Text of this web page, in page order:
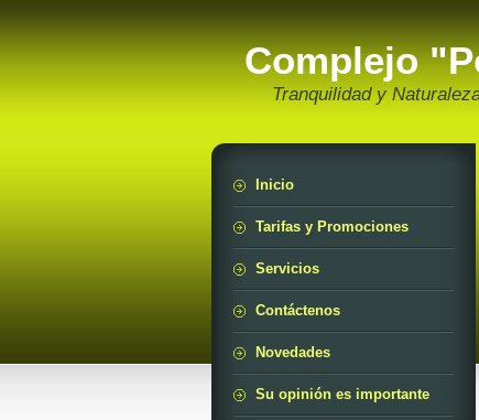
Complejo
Tranquilidad y
Inicio
Tarifas y Promociones
Servicios
Contáctenos
Novedades
Su opinión es importante